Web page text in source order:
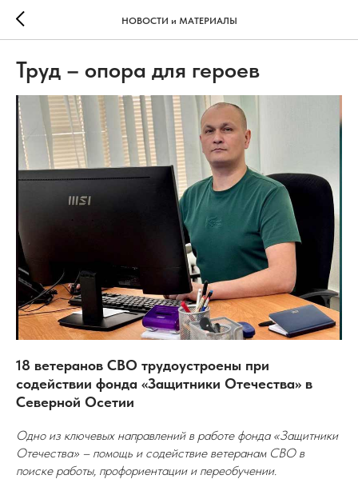
НОВОСТИ и МАТЕРИАЛЫ
Труд – опора для героев
18 ветеранов СВО трудоустроены при
содействии фонда «Защитники Отечества» в
Северной Осетии
Одно из ключевых направлений в работе фонда «Защитники
Отечества» – помощь и содействие ветеранам СВО в
поиске работы, профориентации и переобучении.